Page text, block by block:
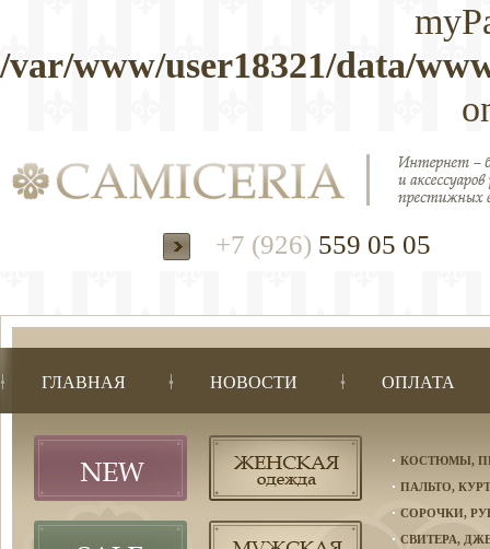
/var/www/user18321/data/
+7 (926) 559 05 05
ГЛАВНАЯ НОВОСТИ ОПЛАТА
КОСТЮМЫ,
ПАЛЬТО,
СОРОЧКИ,
СВИТЕРА,